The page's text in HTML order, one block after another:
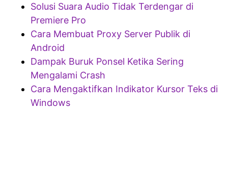
Solusi Suara Audio Tidak Terdengar di
Premiere Pro
Cara Membuat Proxy Server Publik di
Android
Dampak Buruk Ponsel Ketika Sering
Mengalami Crash
Cara Mengaktifkan Indikator Kursor Teks di
Windows